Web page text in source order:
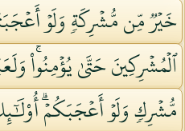
خَيۡرٞ مِّن مُّشۡرِكَةٖ وَلَوۡ
ٱلۡمُشۡرِكِينَ حَتَّىٰ يُؤۡمِنُواْۚ
مُّشۡرِكٖ وَلَوۡ أَعۡجَبَكُمۡۗ